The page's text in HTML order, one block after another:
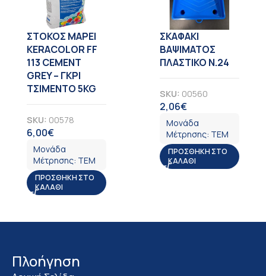
ΣΤΟΚΟΣ MAPEI
KERACOLOR FF
113 CEMENT
GREY – ΓΚΡΙ
ΤΣΙΜΕΝΤΟ 5KG
SKU: 00578
6,00€
Μονάδα
Μέτρησης: ΤΕΜ
ΠΡΟΣΘΉΚΗ ΣΤΟ
ΚΑΛΆΘΙ
ΣΚΑΦΑΚΙ
ΒΑΨΙΜΑΤΟΣ
ΠΛΑΣΤΙΚΟ Ν.24
SKU: 00560
2,06€
Μονάδα
Μέτρησης: ΤΕΜ
ΠΡΟΣΘΉΚΗ ΣΤΟ
ΚΑΛΆΘΙ
Πλοήγηση